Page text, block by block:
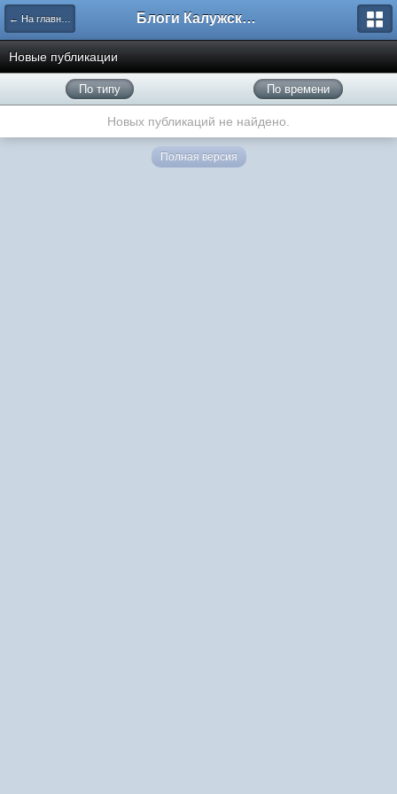
← На главную Блоги Калужского перекрестка
Новые публикации
По типу По времени
Новых публикаций не найдено.
Полная версия